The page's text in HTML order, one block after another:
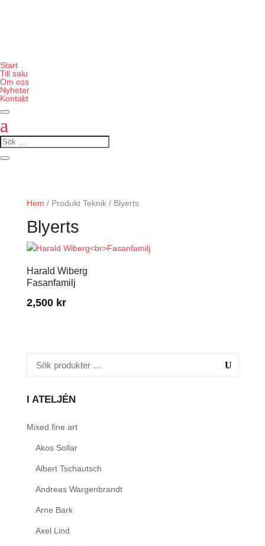
Start
Till salu
Om oss
Nyheter
Kontakt
Hem / Produkt Teknik / Blyerts
Blyerts
Harald Wiberg
Fasanfamilj
2,500 kr
I ATELJÉN
Mixed fine art
Akos Sollar
Albert Tschautsch
Andreas Wargenbrandt
Arne Bark
Axel Lind